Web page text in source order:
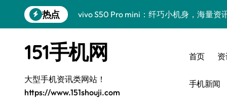
到
热点
vivo S50 Pro mini：纤巧小机身，海量资
vivo S50新功能大揭秘！限时优惠，高效
小米17 Pro重磅来袭，实用功能大揭秘速
三星Galaxy Z Fold7抢先曝光，手机管家
151手机网
大型手机资讯类网站！
https://www.151shouji.com
首页
手机新闻